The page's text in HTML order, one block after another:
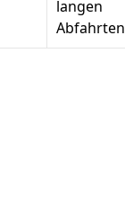
langen
Abfahrten